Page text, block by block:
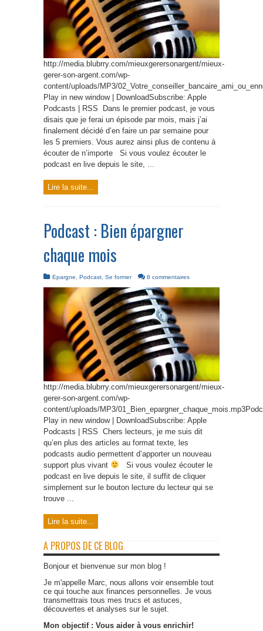
http://media.blubrry.com/mieuxgerersonargent/mieux-
gerer-son-argent.com/wp-
content/uploads/MP3/
Play in new window | DownloadSubscribe: Apple
Podcasts | RSS Dans le premier podcast, je vous
disais que je ferai un épisode par mois, mais j’ai
finalement décidé d’en faire un par semaine pour
les 5 premiers. Vous aurez ainsi plus de contenu à
écouter de n’importe Si vous voulez écouter le
podcast en live depuis le site, ...
Lire la suite...
Podcast : Bien épargner
chaque mois
Epargne Podcast Se former 8 commentaires
http://media.blubrry.com/mieuxgerersonargent/mieux-
gerer-son-argent.com/wp-
content/uploads/MP3/
Play in new window | DownloadSubscribe: Apple
Podcasts | RSS Chers lecteurs, je me suis dit
qu’en plus des articles au format texte, les
podcasts audio permettent d’apporter un nouveau
support plus vivant
Si vous voulez écouter le
podcast en live depuis le site, il suffit de cliquer
simplement sur le bouton lecture du lecteur qui se
trouve ...
Lire la suite...
A PROPOS DE CE BLOG
Bonjour et bienvenue sur mon blog !
Je m'appelle Marc, nous allons voir ensemble tout
ce qui touche aux finances personnelles. Je vous
transmettrais tous mes trucs et astuces,
découvertes et analyses sur le sujet.
Mon objectif : Vous aider à vous enrichir!